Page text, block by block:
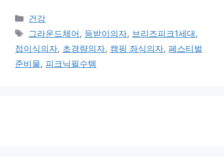
카
테
리
건강
태
그
그라운드체어 , 등받이의자, 브리즈피크1세대 ,
접이식의자, 초경량의자, 캠핑 좌식의자, 페스티벌
준비물, 피크닉필수템